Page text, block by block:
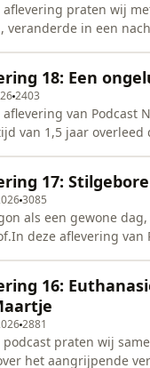
praten wij
veranderde in een
18: Een
2403
van Podcast
van 1,5 jaar
17:
3085
als een gewone
deze aflevering
16:
2881
praten wij
het aangrijpende